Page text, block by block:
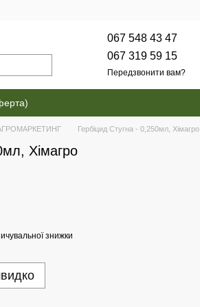
067 548 43 47
067 319 59 15
Передзвонити вам?
Гербіцид Стугна - 0,250мл, Хімагро
Хімагро
знижки